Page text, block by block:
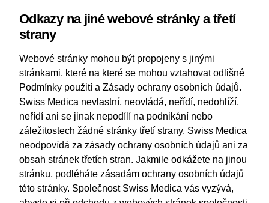
Odkazy na jiné webové stránky a třetí
strany
Webové stránky mohou být propojeny s jinými
stránkami, které na které se mohou vztahovat odlišné
Podmínky použití a Zásady ochrany osobních údajů.
Swiss Medica nevlastní, neovládá, neřídí, nedohlíží,
neřídí ani se jinak nepodílí na podnikání nebo
záležitostech žádné stránky třetí strany. Swiss Medica
neodpovídá za zásady ochrany osobních údajů ani za
obsah stránek třetích stran. Jakmile odkážete na jinou
stránku, podléháte zásadám ochrany osobních údajů
této stránky. Společnost Swiss Medica vás vyzývá,